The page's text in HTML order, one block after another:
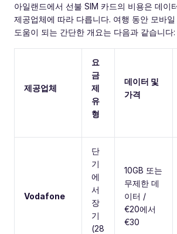
아일랜드에서 선불 SIM 카드의 비용은 데이
제공업체에 따라 다릅니다. 여행 동안 모바
도움이 되는 간단한 개요는 다음과 같습니다:
제공업체
요
금
제
유
형
데이터 및
가격
Vodafone
단
기
에
서
장
기
(28
10GB 또는
무제한 데
이터 /
€20에서
€30